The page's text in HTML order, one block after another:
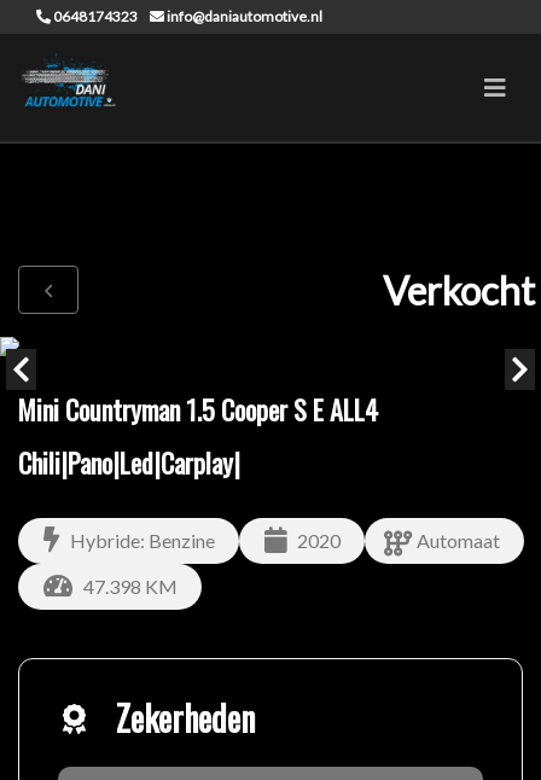
0648174323 info@daniautomotive.nl
Verkocht
Mini Countryman 1.5 Cooper S E ALL4
Chili|Pano|Led|Carplay|
Hybride: Benzine 2020
Automaat
47.398 KM
Zekerheden